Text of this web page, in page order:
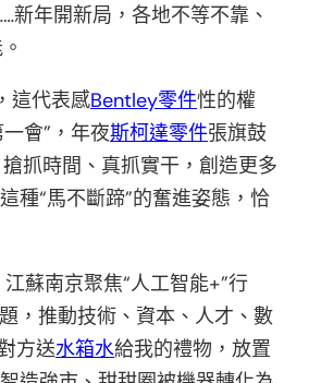
年開新局，各地不等不靠、
這代表感Bentley零件性的權
會”，年夜斯柯達零件張旗鼓
抓時間、真抓實干，創造更多
種“馬不斷蹄”的奮進姿態，恰
蘇南京聚焦“人工智能+”行
，推動技術、資本、人才、數
方送水箱水給我的禮物，放置